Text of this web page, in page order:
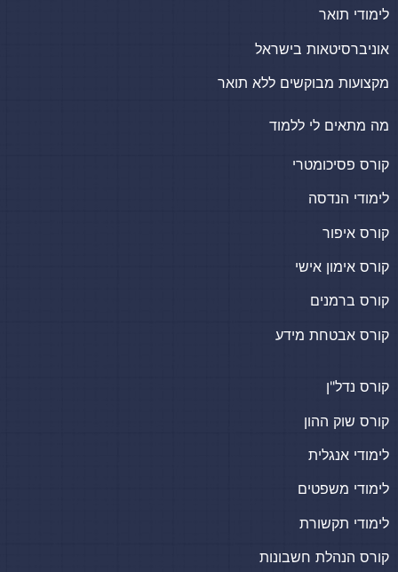
לימודי תואר
אוניברסיטאות בישראל
מקצועות מבוקשים ללא תואר
מה מתאים לי ללמוד
קורס פסיכומטרי
לימודי הנדסה
קורס איפור
קורס אימון אישי
קורס ברמנים
קורס אבטחת מידע
קורס נדל"ן
קורס שוק ההון
לימודי אנגלית
לימודי משפטים
לימודי תקשורת
קורס הנהלת חשבונות